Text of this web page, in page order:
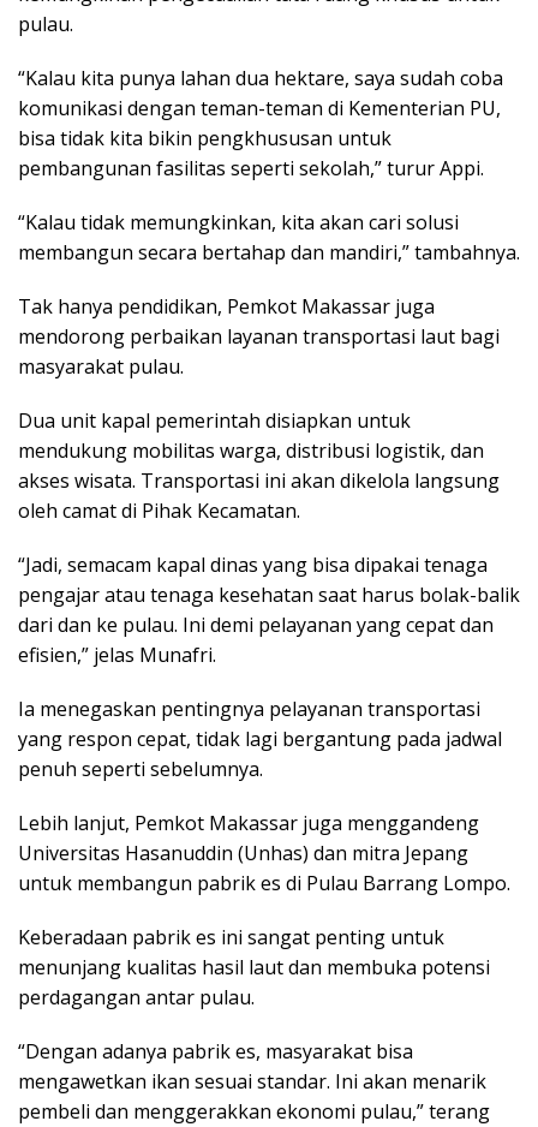
pulau.
“Kalau kita punya lahan dua hektare, saya sudah coba
komunikasi dengan teman-teman di Kementerian PU,
bisa tidak kita bikin pengkhususan untuk
pembangunan fasilitas seperti sekolah,” turur Appi.
“Kalau tidak memungkinkan, kita akan cari solusi
membangun secara bertahap dan mandiri,” tambahnya.
Tak hanya pendidikan, Pemkot Makassar juga
mendorong perbaikan layanan transportasi laut bagi
masyarakat pulau.
Dua unit kapal pemerintah disiapkan untuk
mendukung mobilitas warga, distribusi logistik, dan
akses wisata. Transportasi ini akan dikelola langsung
oleh camat di Pihak Kecamatan.
“Jadi, semacam kapal dinas yang bisa dipakai tenaga
pengajar atau tenaga kesehatan saat harus bolak-balik
dari dan ke pulau. Ini demi pelayanan yang cepat dan
efisien,” jelas Munafri.
Ia menegaskan pentingnya pelayanan transportasi
yang respon cepat, tidak lagi bergantung pada jadwal
penuh seperti sebelumnya.
Lebih lanjut, Pemkot Makassar juga menggandeng
Universitas Hasanuddin (Unhas) dan mitra Jepang
untuk membangun pabrik es di Pulau Barrang Lompo.
Keberadaan pabrik es ini sangat penting untuk
menunjang kualitas hasil laut dan membuka potensi
perdagangan antar pulau.
“Dengan adanya pabrik es, masyarakat bisa
mengawetkan ikan sesuai standar. Ini akan menarik
pembeli dan menggerakkan ekonomi pulau,” terang